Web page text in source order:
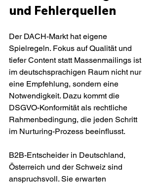
und Fehlerquellen
Der DACH-Markt hat eigene
Spielregeln. Fokus auf Qualität und
tiefer Content statt Massenmailings ist
im deutschsprachigen Raum nicht nur
eine Empfehlung, sondern eine
Notwendigkeit. Dazu kommt die
DSGVO-Konformität als rechtliche
Rahmenbedingung, die jeden Schritt
im Nurturing-Prozess beeinflusst.
B2B-Entscheider in Deutschland,
Österreich und der Schweiz sind
anspruchsvoll. Sie erwarten